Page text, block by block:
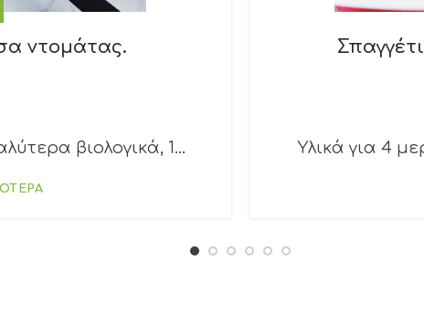
ντομάτας.
βιολογικά, 1... Υλικά για 4